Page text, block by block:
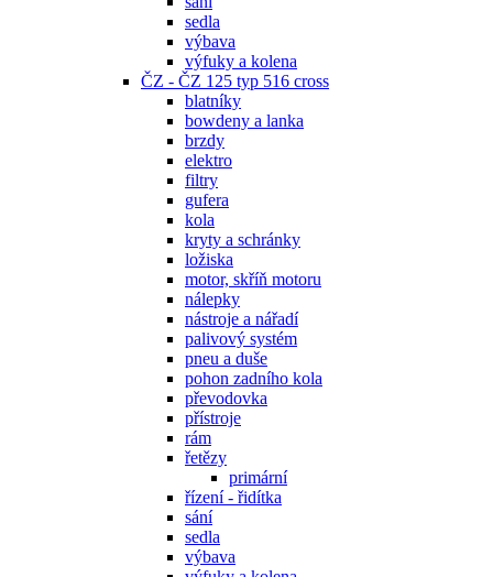
sedla
výbava
výfuky a kolena
ČZ - ČZ 125 typ 516 cross
blatníky
bowdeny a lanka
brzdy
elektro
filtry
gufera
kola
kryty a schránky
ložiska
motor, skříň motoru
nálepky
nástroje a nářadí
palivový systém
pneu a duše
pohon zadního kola
převodovka
přístroje
rám
řetězy
primární
řízení - řidítka
sání
sedla
výbava